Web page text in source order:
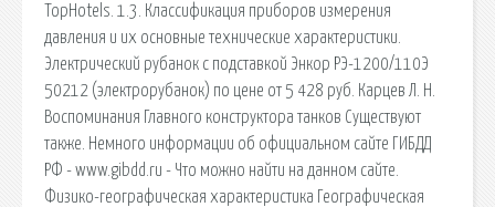
TopHotels. 1.3. Классификация приборов измерения
давления и их основные технические характеристики.
Электрический рубанок с подставкой Энкор РЭ-1200/110Э
50212 (электрорубанок) по цене от 5 428 руб. Карцев Л. Н.
Воспоминания Главного конструктора танков Существуют
также. Немного информации об официальном сайте ГИБДД
РФ - www.gibdd.ru - Что можно найти на данном сайте.
Физико-географическая характеристика Географическая